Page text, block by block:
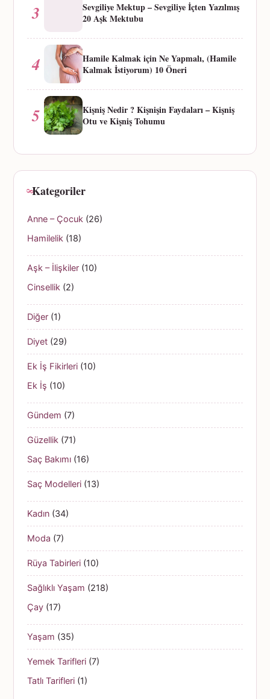
3
Sevgiliye Mektup – Sevgiliye İçten Yazılmış
20 Aşk Mektubu
4
Hamile Kalmak için Ne Yapmalı, (Hamile
Kalmak İstiyorum) 10 Öneri
5
Kişniş Nedir ? Kişnişin Faydaları – Kişniş
Otu ve Kişniş Tohumu
Kategoriler
Anne – Çocuk (26)
Hamilelik (18)
Aşk – İlişkiler (10)
Cinsellik (2)
Diğer (1)
Diyet (29)
Ek İş Fikirleri (10)
Ek İş (10)
Gündem (7)
Güzellik (71)
Saç Bakımı (16)
Saç Modelleri (13)
Kadın (34)
Moda (7)
Rüya Tabirleri (10)
Sağlıklı Yaşam (218)
Çay (17)
Yaşam (35)
Yemek Tarifleri (7)
Tatlı Tarifleri (1)